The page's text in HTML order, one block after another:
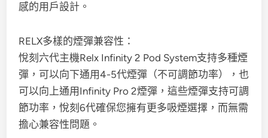
感的用戶設計。
RELX多樣的煙彈兼容性：
悅刻六代主機Relx Infinity 2 Pod System支持多種煙
彈，可以向下通用4-5代煙彈（不可調節功率），也
可以向上通用Infinity Pro 2煙彈，這些煙彈支持可調
節功率，悅刻6代確保您擁有更多吸煙選擇，而無需
擔心兼容性問題。